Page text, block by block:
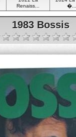
Renaiss...
�...
1983 Bossis